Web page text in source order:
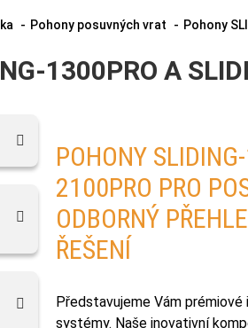
Pohony posuvných vrat Pohony
1300PRO A
POHONY
2100PRO PRO
ODBORNÝ
ŘEŠENÍ
Představujeme Vám
systémy. Naše inovativní